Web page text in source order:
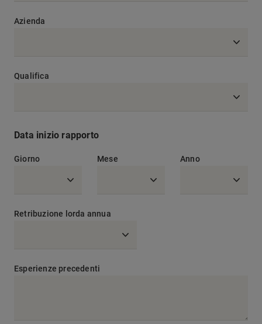
Azienda
Qualifica
Data inizio rapporto
Giorno Mese Anno
Retribuzione lorda annua
Esperienze precedenti